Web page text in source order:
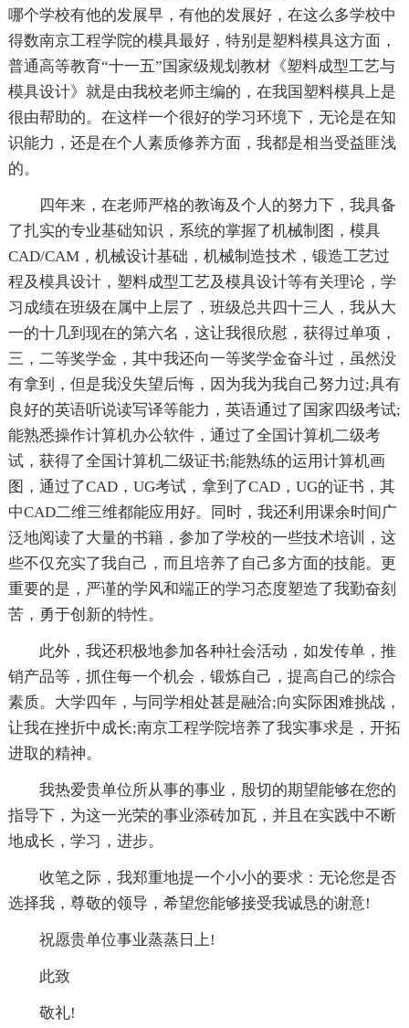
哪个学校有他的发展早，有他的发展好，在这么多学校中
得数南京工程学院的模具最好，特别是塑料模具这方面，
普通高等教育“十一五”国家级规划教材《塑料成型工艺与
模具设计》就是由我校老师主编的，在我国塑料模具上是
很由帮助的。在这样一个很好的学习环境下，无论是在知
识能力，还是在个人素质修养方面，我都是相当受益匪浅
的。
四年来，在老师严格的教诲及个人的努力下，我具备
了扎实的专业基础知识，系统的掌握了机械制图，模具
CAD/CAM，机械设计基础，机械制造技术，锻造工艺过
程及模具设计，塑料成型工艺及模具设计等有关理论，学
习成绩在班级在属中上层了，班级总共四十三人，我从大
一的十几到现在的第六名，这让我很欣慰，获得过单项，
三，二等奖学金，其中我还向一等奖学金奋斗过，虽然没
有拿到，但是我没失望后悔，因为我为我自己努力过;具有
良好的英语听说读写译等能力，英语通过了国家四级考试;
能熟悉操作计算机办公软件，通过了全国计算机二级考
试，获得了全国计算机二级证书;能熟练的运用计算机画
图，通过了CAD，UG考试，拿到了CAD，UG的证书，其
中CAD二维三维都能应用好。同时，我还利用课余时间广
泛地阅读了大量的书籍，参加了学校的一些技术培训，这
些不仅充实了我自己，而且培养了自己多方面的技能。更
重要的是，严谨的学风和端正的学习态度塑造了我勤奋刻
苦，勇于创新的特性。
此外，我还积极地参加各种社会活动，如发传单，推
销产品等，抓住每一个机会，锻炼自己，提高自己的综合
素质。大学四年，与同学相处甚是融洽;向实际困难挑战，
让我在挫折中成长;南京工程学院培养了我实事求是，开拓
进取的精神。
我热爱贵单位所从事的事业，殷切的期望能够在您的
指导下，为这一光荣的事业添砖加瓦，并且在实践中不断
地成长，学习，进步。
收笔之际，我郑重地提一个小小的要求：无论您是否
选择我，尊敬的领导，希望您能够接受我诚恳的谢意!
祝愿贵单位事业蒸蒸日上!
此致
敬礼!